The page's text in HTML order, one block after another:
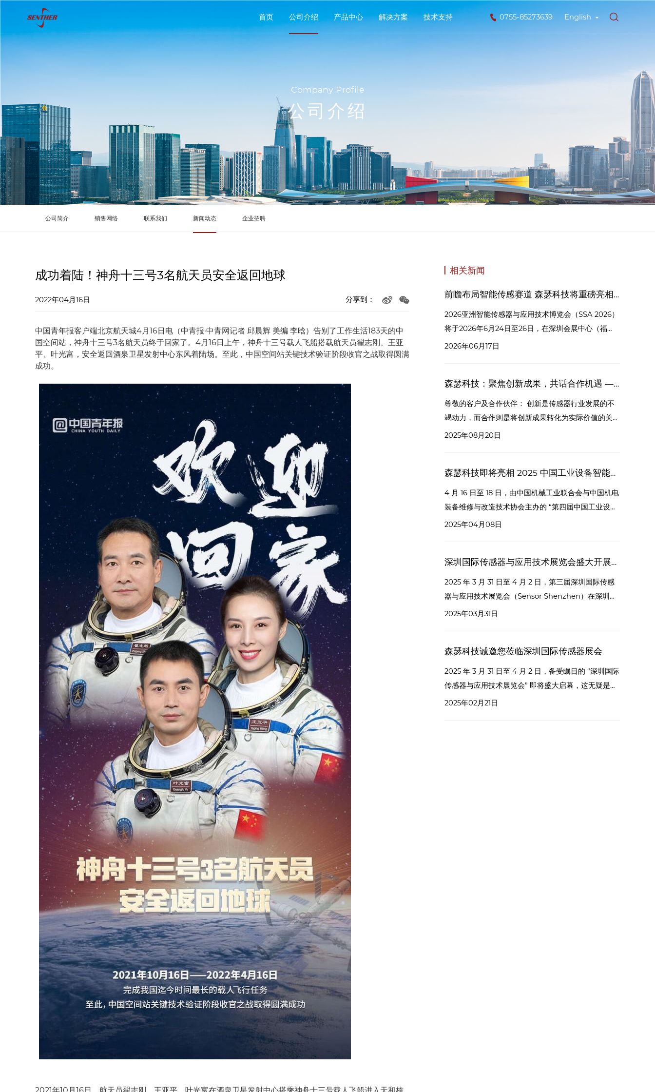
English
0755-85273639
首页 公司介绍 产品中心 解决方案 技术支持
Company Profile
公司介绍
公司简介 销售网络 联系我们 新闻动态 企业招聘
成功着陆！神舟十三号3名航天员安全返回地球
2022年04月16日 分享到：
中国青年报客户端北京航天城4月16日电（中青报·中青网记者 邱晨辉 美编 李晗）告别了工作生活183天的中
国空间站，神舟十三号3名航天员终于回家了。4月16日上午，神舟十三号载人飞船搭载航天员翟志刚、王亚
平、叶光富，安全返回酒泉卫星发射中心东风着陆场。至此，中国空间站关键技术验证阶段收官之战取得圆满
成功。
2021年10月16日，航天员翟志刚、王亚平、叶光富在酒泉卫星发射中心搭乘神舟十三号载人飞船进入天和核
相关新闻
前瞻布局智能传感赛道 森瑟科技将重磅亮相2026亚洲智能传感器与应用技术博览会
2026亚洲智能传感器与应用技术博览会（SSA 2026）
将于2026年6月24日至26日，在深圳会展中心（福
田）3号馆盛大启幕。作为亚洲智能传感领域极具影响
感前沿技术、创新产品与落地解决方案，为行业搭建技
术交流、商贸对接、资源协同的优质平台，广受智能制
造、新能源汽车、工业互联网等领域高度关注。
2026年06月17日
森瑟科技：聚焦创新成果，共话合作机遇 —— 上海传感器展诚邀您
尊敬的客户及合作伙伴： 创新是传感器行业发展的不
竭动力，而合作则是将创新成果转化为实际价值的关
键。2025 年中国（上海）国际传感器技术与应用展览
我们的 C047 展台，一同见证创新力量，共商合作未
来。
2025年08月20日
森瑟科技即将亮相 2025 中国工业设备智能运维大会暨创新成果展
4 月 16 日至 18 日，由中国机械工业联合会与中国机电
装备维修与改造技术协会主办的 “第四届中国工业设备
智能运维大会暨创新成果展” 将在杭州盛大召开。届
2025年04月08日
深圳国际传感器与应用技术展览会盛大开展，森瑟科技闪耀登场
​2025 年 3 月 31 日至 4 月 2 日，第三届深圳国际传感
器与应用技术展览会（Sensor Shenzhen）在深圳会
展中心（福田）盛大开幕。作为中国感知领域覆盖面最
人士。
2025年03月31日
森瑟科技诚邀您莅临深圳国际传感器展会
2025 年 3 月 31 日至 4 月 2 日，备受瞩目的 “深圳国际
传感器与应用技术展览会” 即将盛大启幕，这无疑是一
场汇聚全球前沿传感科技与创新应用的行业盛会。
2025年02月21日